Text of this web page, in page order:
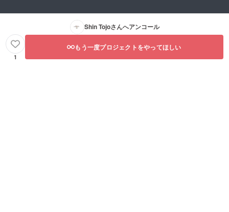
Shin Tojoさんへアンコール
1
もう一度プロジェクトをやってほしい